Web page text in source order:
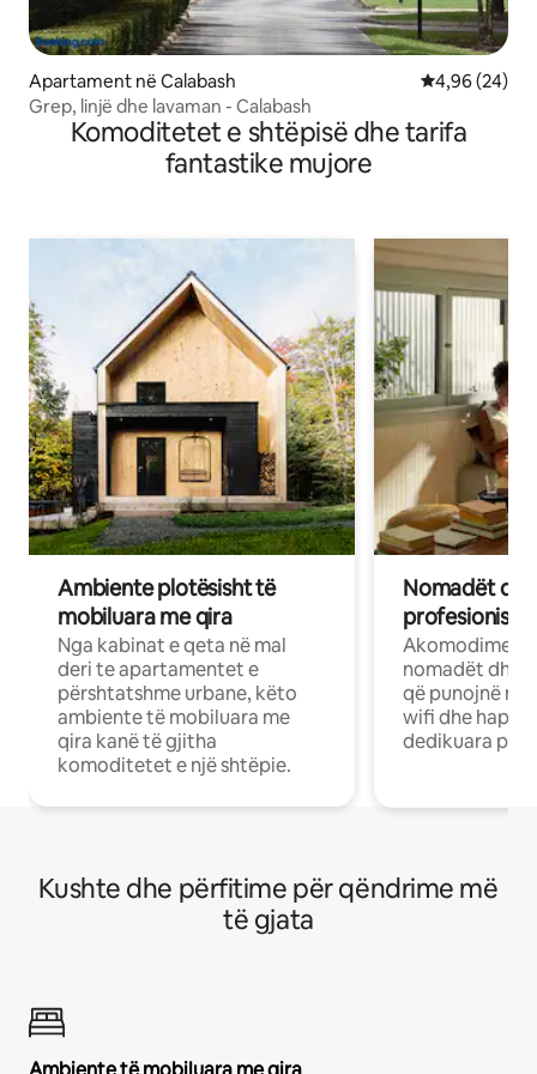
Apartament në Calabash Vlerësimi
4,96 (24)
Grep, linjë dhe lavaman - Calabash
Komoditetet e shtëpisë dhe tarifa
fantastike mujore
Ambiente plotësisht të
mobiluara me qira
Nga kabinat e qeta në mal
deri te apartamentet e
përshtatshme urbane, këto
ambiente të mobiluara me
qira kanë të gjitha
komoditetet e një shtëpie.
Nomadët
Akomodime
nomadët dhe
që punojnë në
wifi dhe
dedikuara
Kushte dhe përfitime për qëndrime më
të gjata